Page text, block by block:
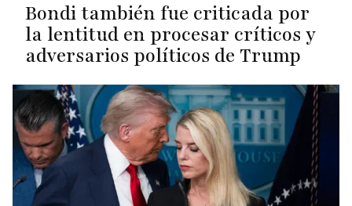
Bondi también fue criticada por
la lentitud en procesar críticos y
adversarios políticos de Trump